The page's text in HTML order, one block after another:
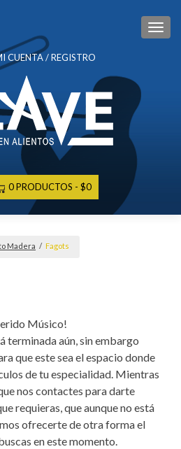
CUENTA / REGISTRO
0 PRODUCTOS $0
Madera / Fagots
Músico!
terminada aún, sin embargo
que este sea el espacio donde
de tu especialidad. Mientras
nos contactes para darte
requieras, que aunque no está
ofrecerte de otra forma el
en este momento.